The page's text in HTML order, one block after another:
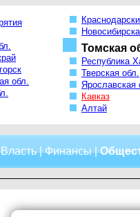
обл.
Томская
Республика
Тверская обл.
Ярославская
Кавказ
Алтай
Власть|Финансы|